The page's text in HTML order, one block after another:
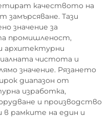
качеството на
замърсяване. Тази
значение за
промишленост,
архитектурни
чистота и
значение. Рязането
диапазон от
изработка,
и производство
рамките на един и